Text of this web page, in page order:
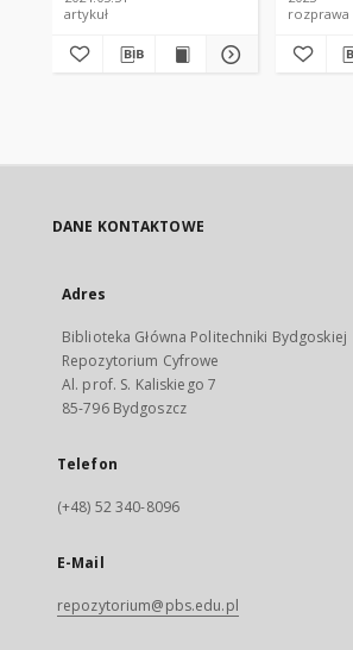
spectabilis (L.)
and ’Valentine’
artykuł
DANE KONTAKTOWE
Adres
Biblioteka Główna Politechniki Bydgoskiej
Repozytorium Cyfrowe
Al. prof. S. Kaliskiego 7
85-796 Bydgoszcz
Telefon
(+48) 52 340-8096
E-Mail
repozytorium@pbs.edu.pl